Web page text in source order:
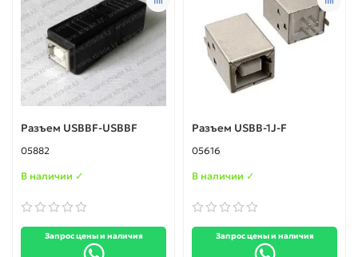
Разъем USBBF-USBBF
05882
В наличии ✓
Запрос цены и наличия
Разъем USBB-1J-F
05616
В наличии ✓
Запрос цены и наличия